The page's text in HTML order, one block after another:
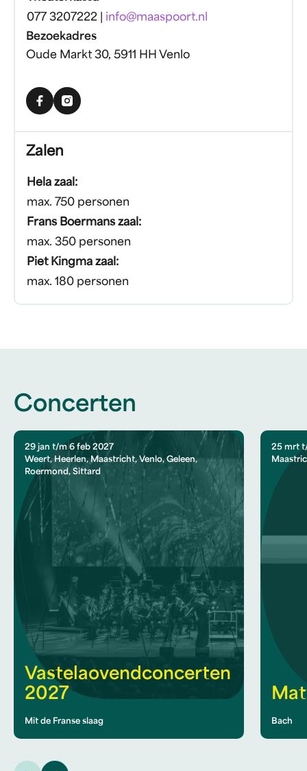
077 3207222 | info@maaspoort.nl
Bezoekadres
Oude Markt 30, 5911 HH Venlo
Facebook
Instagram
Zalen
Hela zaal:
max. 750 personen
Frans Boermans zaal:
max. 350 personen
Piet Kingma zaal:
max. 180 personen
Concerten
29 jan t/m 6 feb 2027
Weert, Heerlen, Maastricht, Venlo, Geleen,
Roermond, Sittard
Vastelaovendconcerten
2027
Mit de Franse slaag
25 mrt
Bach